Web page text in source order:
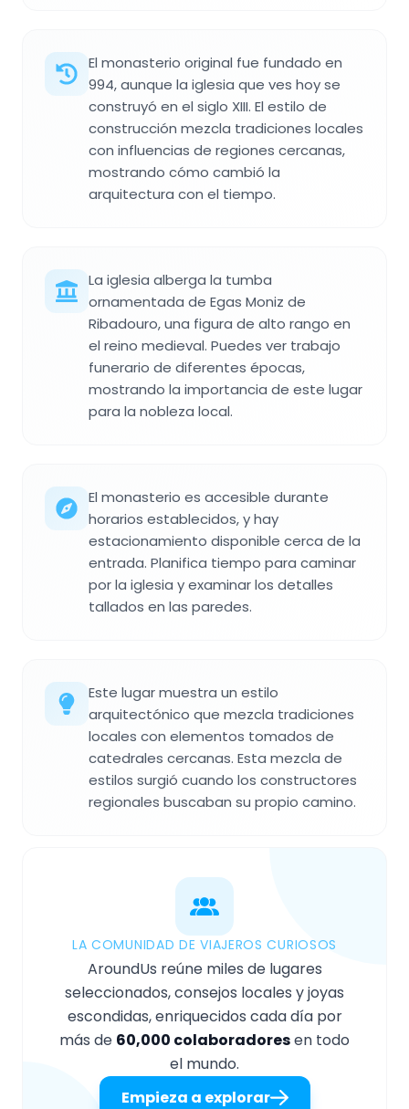
El monasterio original fue fundado en
994, aunque la iglesia que ves hoy se
construyó en el siglo XIII. El estilo de
construcción mezcla tradiciones locales
con influencias de regiones cercanas,
mostrando cómo cambió la
arquitectura con el tiempo.
La iglesia alberga la tumba
ornamentada de Egas Moniz de
Ribadouro, una figura de alto rango en
el reino medieval. Puedes ver trabajo
funerario de diferentes épocas,
mostrando la importancia de este lugar
para la nobleza local.
El monasterio es accesible durante
horarios establecidos, y hay
estacionamiento disponible cerca de la
entrada. Planifica tiempo para caminar
por la iglesia y examinar los detalles
tallados en las paredes.
Este lugar muestra un estilo
arquitectónico que mezcla tradiciones
locales con elementos tomados de
catedrales cercanas. Esta mezcla de
estilos surgió cuando los constructores
regionales buscaban su propio camino.
LA COMUNIDAD DE VIAJEROS CURIOSOS
AroundUs reúne miles de lugares
seleccionados, consejos locales y joyas
escondidas, enriquecidos cada día por
más de 60,000 colaboradoresen todo
el mundo.
Empieza a explorar